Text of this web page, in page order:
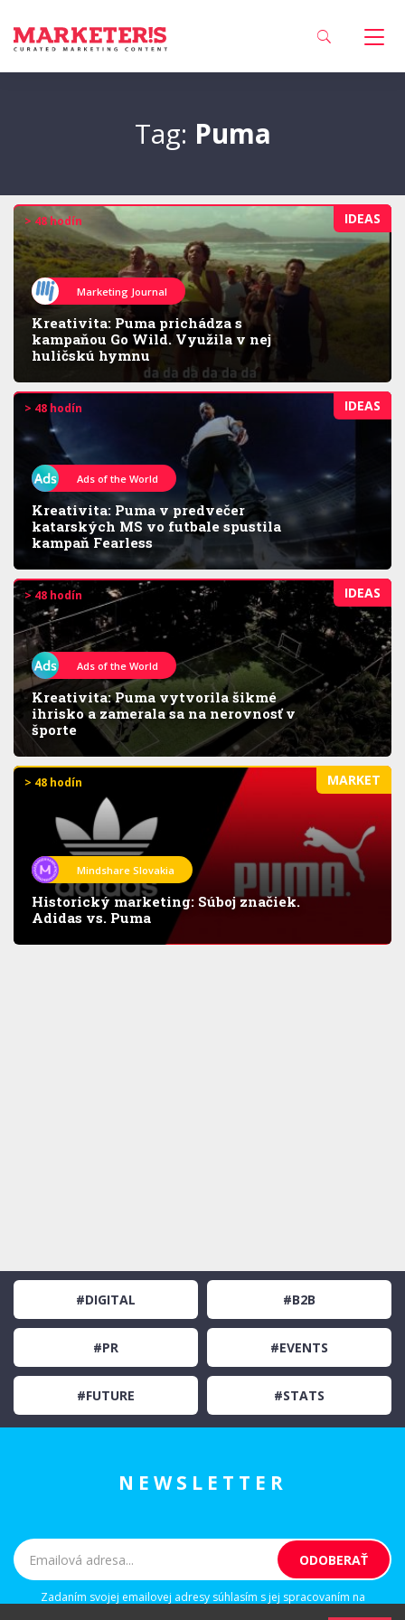
Tag: Puma
IDEAS
> 48 hodín
Marketing Journal
Kreativita: Puma prichádza s
kampaňou Go Wild. Využila v nej
huličskú hymnu
IDEAS
> 48 hodín
Ads of the World
Kreativita: Puma v predvečer
katarských MS vo futbale spustila
kampaň Fearless
IDEAS
> 48 hodín
Ads of the World
Kreativita: Puma vytvorila šikmé
ihrisko a zamerala sa na nerovnosť v
športe
MARKET
> 48 hodín
Mindshare Slovakia
Historický marketing: Súboj značiek.
Adidas vs. Puma
#DIGITAL #B2B
#PR #EVENTS
#FUTURE #STATS
NEWSLETTER
Zadaním svojej emailovej adresy súhlasím s jej spracovaním na